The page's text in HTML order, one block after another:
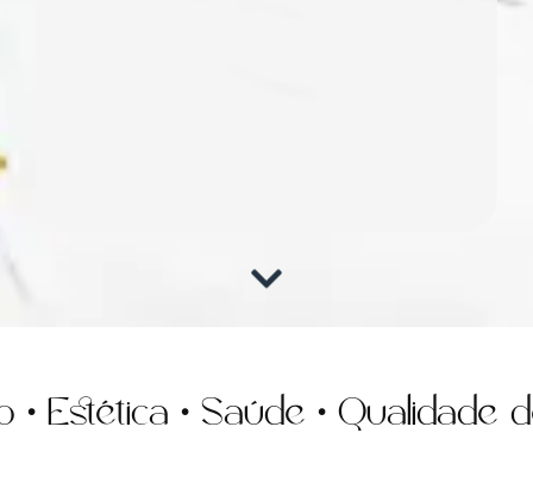
• Saúde • Qualidade